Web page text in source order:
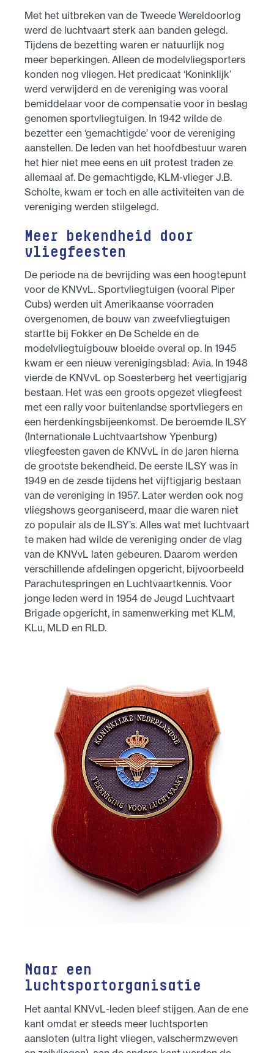
Met het uitbreken van de Tweede Wereldoorlog
werd de luchtvaart sterk aan banden gelegd.
Tijdens de bezetting waren er natuurlijk nog
meer beperkingen. Alleen de modelvliegsporters
konden nog vliegen. Het predicaat ‘Koninklijk’
werd verwijderd en de vereniging was vooral
bemiddelaar voor de compensatie voor in beslag
genomen sportvliegtuigen. In 1942 wilde de
bezetter een ‘gemachtigde’ voor de vereniging
aanstellen. De leden van het hoofdbestuur waren
het hier niet mee eens en uit protest traden ze
allemaal af. De gemachtigde, KLM-vlieger J.B.
Scholte, kwam er toch en alle activiteiten van de
vereniging werden stilgelegd.
Meer bekendheid door
vliegfeesten
De periode na de bevrijding was een hoogtepunt
voor de KNVvL. Sportvliegtuigen (vooral Piper
Cubs) werden uit Amerikaanse voorraden
overgenomen, de bouw van zweefvliegtuigen
startte bij Fokker en De Schelde en de
modelvliegtuigbouw bloeide overal op. In 1945
kwam er een nieuw verenigingsblad: Avia. In 1948
vierde de KNVvL op Soesterberg het veertigjarig
bestaan. Het was een groots opgezet vliegfeest
met een rally voor buitenlandse sportvliegers en
een herdenkingsbijeenkomst. De beroemde ILSY
(Internationale Luchtvaartshow Ypenburg)
vliegfeesten gaven de KNVvL in de jaren hierna
de grootste bekendheid. De eerste ILSY was in
1949 en de zesde tijdens het vijftigjarig bestaan
van de vereniging in 1957. Later werden ook nog
vliegshows georganiseerd, maar die waren niet
zo populair als de ILSY’s. Alles wat met luchtvaart
te maken had wilde de vereniging onder de vlag
van de KNVvL laten gebeuren. Daarom werden
verschillende afdelingen opgericht, bijvoorbeeld
Parachutespringen en Luchtvaartkennis. Voor
jonge leden werd in 1954 de Jeugd Luchtvaart
Brigade opgericht, in samenwerking met KLM,
KLu, MLD en RLD.
Naar een
luchtsportorganisatie
Het aantal KNVvL-leden bleef stijgen. Aan de ene
kant omdat er steeds meer luchtsporten
aansloten (ultra light vliegen, valschermzweven